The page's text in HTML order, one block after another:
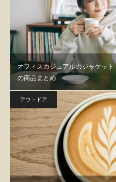
オフィスカジュアルのジャケッ
の商品まとめ
アウトドア